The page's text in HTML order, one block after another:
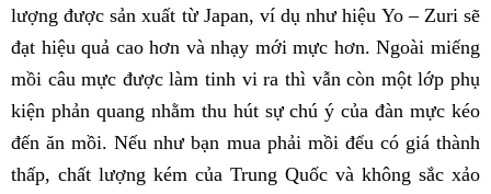
lượng được sản xuất từ Japan, ví dụ như hiệu Yo – Zuri sẽ
đạt hiệu quả cao hơn và nhạy mới mực hơn. Ngoài miếng
mồi câu mực được làm tinh vi ra thì vẫn còn một lớp phụ
kiện phản quang nhằm thu hút sự chú ý của đàn mực kéo
đến ăn mồi.Nếu như bạn mua phải mồi đểu có giá thành
thấp, chất lượng kém của Trung Quốc và không sắc xảo